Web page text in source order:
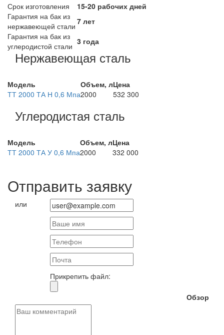
Срок изготовления
15-20 рабочих дней
Гарантия на бак из
нержавеющей стали 7 лет
Гарантия на бак из
углеродистой стали 3 года
Нержавеющая сталь
Модель Объем, лЦена
ТТ 2000 ТА Н 0,6 Мпа2000 532 300
Углеродистая сталь
Модель Объем, лЦена
ТТ 2000 ТА У 0,6 Мпа2000 332 000
Отправить заявку
или
Прикрепить файл:
Обзор